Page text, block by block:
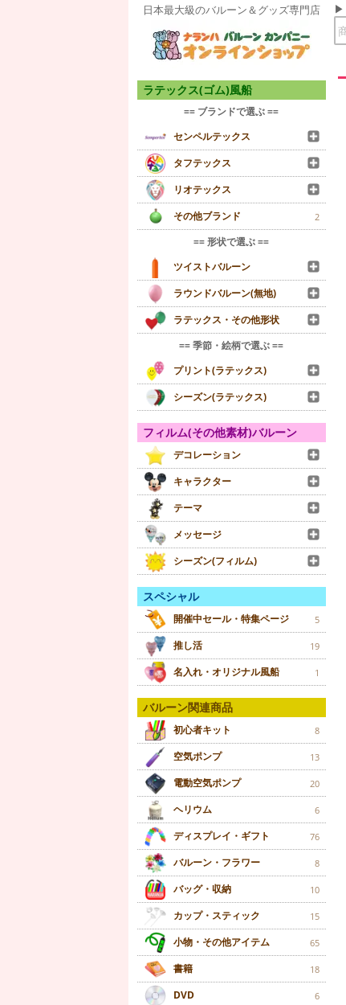
日本最大級のバルーン＆グッズ専門店
ラテックス(ゴム)風船
== ブランドで選ぶ ==
センペルテックス
タフテックス
リオテックス
その他ブランド
2
== 形状で選ぶ ==
ツイストバルーン
ラウンドバルーン(無地)
ラテックス・その他形状
== 季節・絵柄で選ぶ ==
プリント(ラテックス)
シーズン(ラテックス)
フィルム(その他素材)バルーン
デコレーション
キャラクター
テーマ
メッセージ
シーズン(フィルム)
スペシャル
開催中セール・特集ページ 5
推し活 19
名入れ・オリジナル風船 1
バルーン関連商品
初心者キット 8
空気ポンプ 13
電動空気ポンプ 20
ヘリウム 6
ディスプレイ・ギフト 76
バルーン・フラワー 8
バッグ・収納 10
カップ・スティック 15
小物・その他アイテム 65
書籍 18
DVD 6